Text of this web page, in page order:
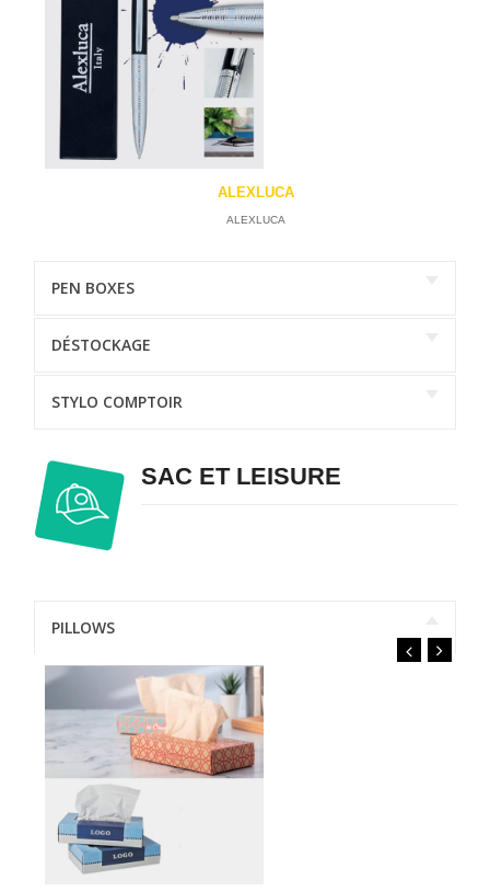
ALEXLUCA
ALEXLUCA
PEN BOXES
DÉSTOCKAGE
STYLO COMPTOIR
SAC ET LEISURE
PILLOWS